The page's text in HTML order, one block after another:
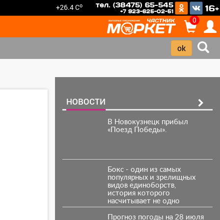
+26.4 Co тел. (38475) 65-545
+7 923-625-02-51 16+
0
НОВОСТИ
В Новокузнецк прибыл
«Поезд Победы».
Бокс - один из самых
популярных и зрелищных
видов единоборств,
история которого
насчитывает не одно
столетие.
Прогноз погоды на 28 июля